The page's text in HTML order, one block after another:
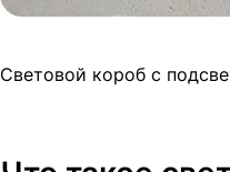
Световой короб с